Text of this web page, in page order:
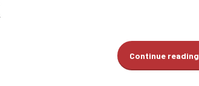
Continue reading